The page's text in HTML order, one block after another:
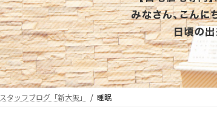
スタッフブログ「新大阪」 睡眠